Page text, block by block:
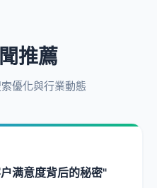
推薦
優化與行業動態
满意度背后的秘密"